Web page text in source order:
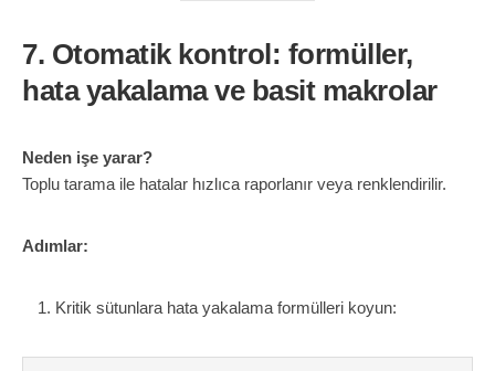
7. Otomatik kontrol: formüller,
hata yakalama ve basit makrolar
Neden işe yarar?
Toplu tarama ile hatalar hızlıca raporlanır veya renklendirilir.
Adımlar:
Kritik sütunlara hata yakalama formülleri koyun: